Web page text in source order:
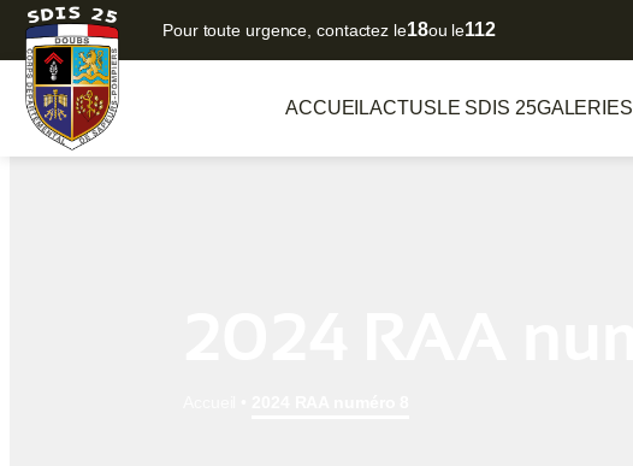
Pour toute urgence, contactez le18ou le112
ACCUEILACTUS LE SDIS 25GALERIES